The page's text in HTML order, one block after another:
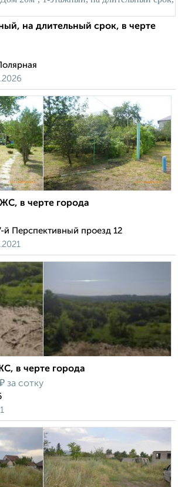
на длительный срок, в черте
в черте города
й Перспективный проезд 12
в черте города
₽ за сотку